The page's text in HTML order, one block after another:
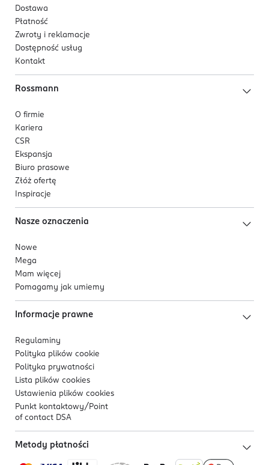
Dostawa
Płatność
Zwroty i reklamacje
Dostępność usług
Kontakt
Rossmann
O firmie
Kariera
CSR
Ekspansja
Biuro prasowe
Złóż ofertę
Inspiracje
Nasze oznaczenia
Nowe
Mega
Mam więcej
Pomagamy jak umiemy
Informacje prawne
Regulaminy
Polityka plików cookie
Polityka prywatności
Lista plików cookies
Ustawienia plików cookies
Punkt kontaktowy/ Point
of contact DSA
Metody płatności